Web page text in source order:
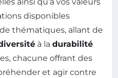
disponibles
thématiques, allant de
à la durabilité
chacune offrant des
et agir contre